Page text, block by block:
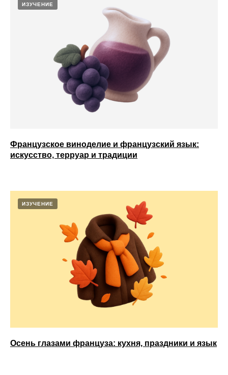
ИЗУЧЕНИЕ
Французское виноделие и французский язык:
искусство, терруар и традиции
ИЗУЧЕНИЕ
Осень глазами француза: кухня, праздники и язык